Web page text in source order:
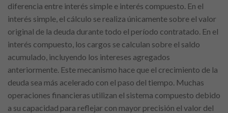
diferencia entre interés simple e interés compuesto. En el
interés simple, el cálculo se realiza únicamente sobre el valor
original de la deuda durante todo el período contratado. En el
interés compuesto, los cargos se calculan sobre el saldo
acumulado, incluyendo los intereses agregados
anteriormente. Este mecanismo hace que el crecimiento de la
deuda sea más acelerado con el paso del tiempo. Muchas
operaciones financieras utilizan el sistema compuesto debido
a su capacidad para reflejar con mayor precisión el valor del